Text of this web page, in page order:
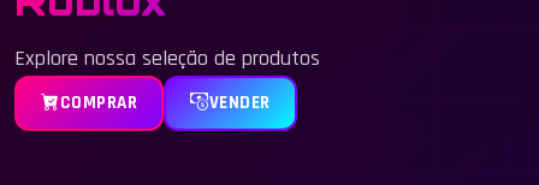
Explore nossa seleção de produtos
COMPRAR VENDER